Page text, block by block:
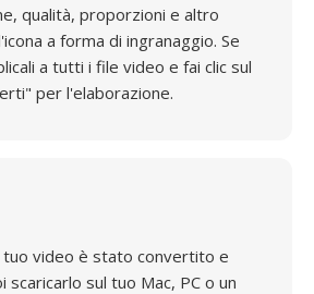
qualità, proporzioni e altro
a forma di ingranaggio. Se
a tutti i file video e fai clic sul
per l'elaborazione.
tuo video è stato convertito e
scaricarlo sul tuo Mac, PC o un